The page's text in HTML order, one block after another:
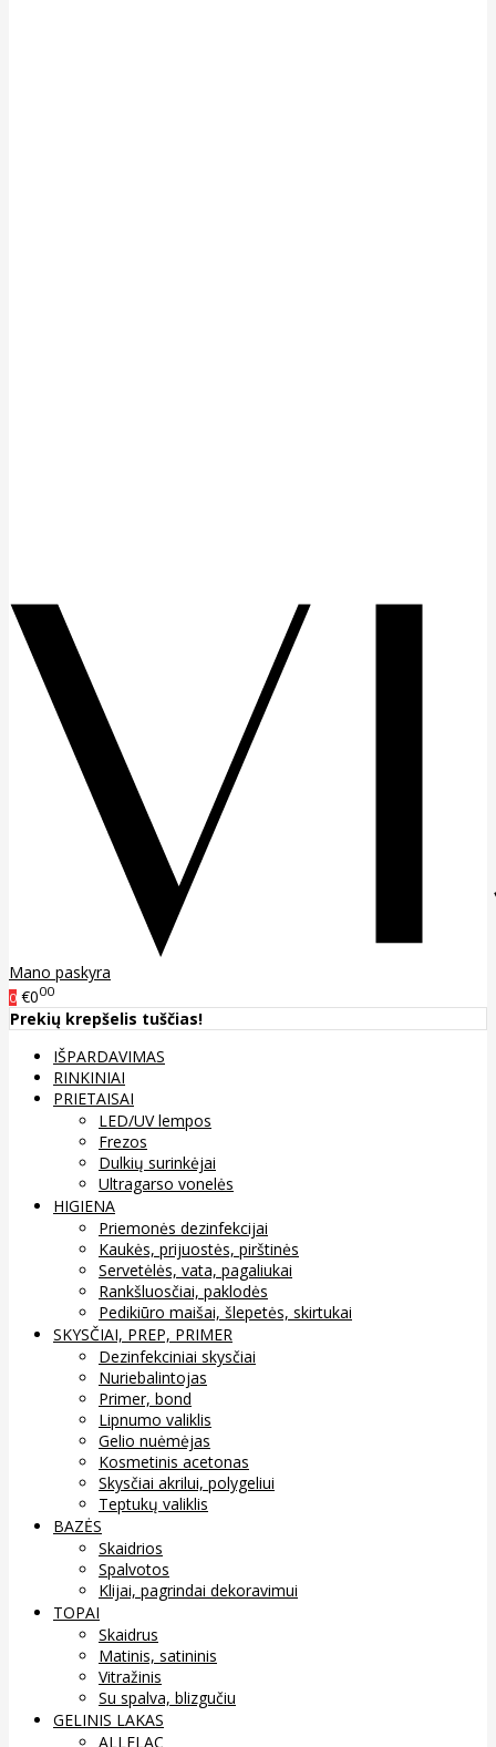
Mano paskyra
0 €000
Prekių krepšelis tuščias!
IŠPARDAVIMAS
RINKINIAI
PRIETAISAI
LED/UV lempos
Frezos
Dulkių surinkėjai
Ultragarso vonelės
HIGIENA
Priemonės dezinfekcijai
Kaukės, prijuostės, pirštinės
Servetėlės, vata, pagaliukai
Rankšluosčiai, paklodės
Pedikiūro maišai, šlepetės, skirtukai
SKYSČIAI, PREP, PRIMER
Dezinfekciniai skysčiai
Nuriebalintojas
Primer, bond
Lipnumo valiklis
Gelio nuėmėjas
Kosmetinis acetonas
Skysčiai akrilui, polygeliui
Teptukų valiklis
BAZĖS
Skaidrios
Spalvotos
Klijai, pagrindai dekoravimui
TOPAI
Skaidrus
Matinis, satininis
Vitražinis
Su spalva, blizgučiu
GELINIS LAKAS
ALLELAC